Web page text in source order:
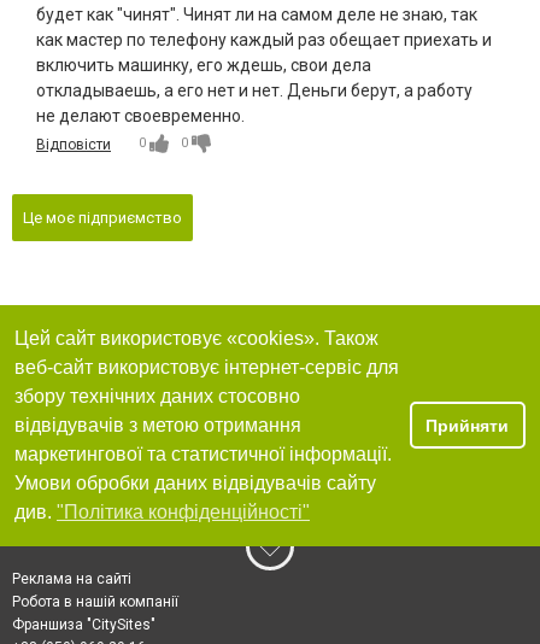
будет как "чинят". Чинят ли на самом деле не знаю, так
как мастер по телефону каждый раз обещает приехать и
включить машинку, его ждешь, свои дела
откладываешь, а его нет и нет. Деньги берут, а работу
не делают своевременно.
Відповісти 0 0
Це моє підприємство
Цей сайт використовує «cookies». Також
веб-сайт використовує інтернет-сервіс для
збору технічних даних стосовно
відвідувачів з метою отримання
маркетингової та статистичної інформації.
Умови обробки даних відвідувачів сайту
див. "Політика конфіденційності"
Прийняти
Реклама на сайті
Робота в нашій компанії
Франшиза "CitySites"